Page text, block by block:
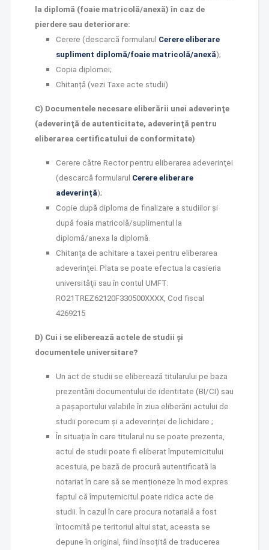
la diplomă (foaie matricolă/anexă) în caz de
pierdere sau deteriorare:
Cerere (descarcă formularul Cerere eliberare
supliment diplomă/foaie matricolă/anexă);
Copia diplomei;
Chitanță (vezi Taxe acte studii)
C) Documentele necesare eliberării unei adeverinţe
(adeverinţă de autenticitate, adeverinţă pentru
eliberarea certificatului de conformitate)
Cerere către Rector pentru eliberarea adeverinţei
(descarcă formularul Cerere eliberare
adeverință);
Copie după diploma de finalizare a studiilor şi
după foaia matricolă/suplimentul la
diplomă/anexa la diplomă.
Chitanţa de achitare a taxei pentru eliberarea
adeverinţei. Plata se poate efectua la casieria
universităţii sau în contul UMFT:
RO21TREZ62120F330500XXXX, Cod fiscal
4269215
D) Cui i se eliberează actele de studii și
documentele universitare?
Un act de studii se eliberează titularului pe baza
prezentării documentului de identitate (BI/CI) sau
a paşaportului valabile în ziua eliberării actului de
studii porecum și a adeverinței de lichidare ;
În situația în care titularul nu se poate prezenta,
actul de studii poate fi eliberat împuternicitului
acestuia, pe bază de procură autentificată la
notariat în care să se menționeze în mod expres
faptul că împuternicitul poate ridica acte de
studii. În cazul în care procura notarială a fost
întocmită pe teritoriul altui stat, aceasta se
depune în original, fiind însoțită de traducerea